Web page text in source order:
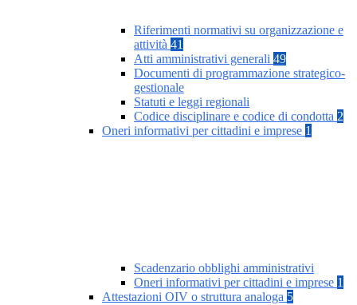
Riferimenti normativi su organizzazione e
attività 41
Atti amministrativi generali 49
Documenti di programmazione strategico-
gestionale
Statuti e leggi regionali
Codice disciplinare e codice di condotta 2
Oneri informativi per cittadini e imprese 1
Scadenzario obblighi amministrativi
Oneri informativi per cittadini e imprese 1
Attestazioni OIV o struttura analoga 5